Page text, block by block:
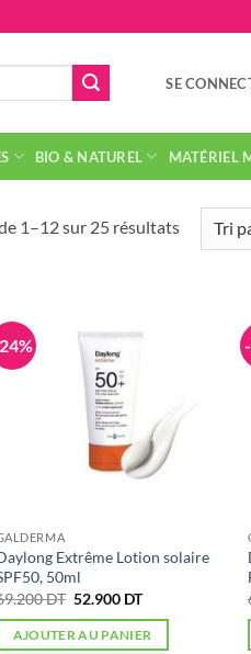
SE
BIO & NATUREL MATÉRIEL
1–12 sur 25 résultatsTrié
par
Extrême Lotion solaire
50ml
DT Le
initial
était :
52.900 DTLe
actuel
est :
AJOUTER AU PANIER